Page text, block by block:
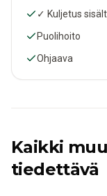
✓ Kuljetus
Puolihoito
Ohjaava
Kaikki
tiedettävä